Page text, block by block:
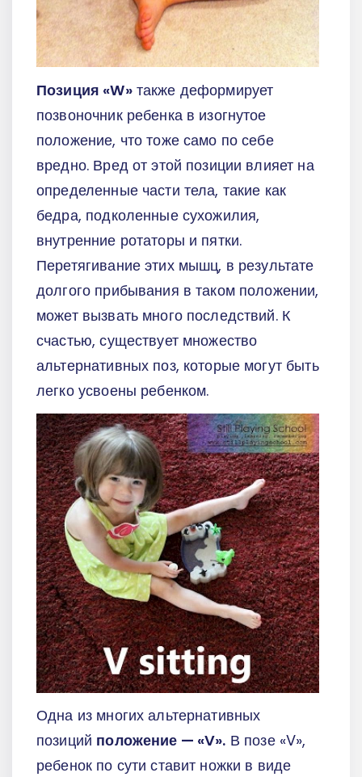
Позиция «W»также деформирует
позвоночник ребенка в изогнутое
положение, что тоже само по себе
вредно. Вред от этой позиции влияет на
определенные части тела, такие как
бедра, подколенные сухожилия,
внутренние ротаторы и пятки.
Перетягивание этих мышц, в результате
долгого прибывания в таком положении,
может вызвать много последствий. К
счастью, существует множество
альтернативных поз, которые могут быть
легко усвоены ребенком.
Одна из многих альтернативных
позиций положение — «V». В позе «V»,
ребенок по сути ставит ножки в виде